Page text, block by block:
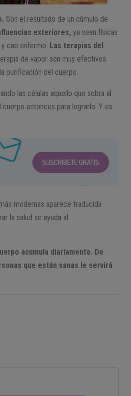
Son el resultado de un cúmulo de
exteriores, ya sean físicas
cae enfermo. Las terapias del
de vapor son muy efectivos.
purificación del cuerpo.
las células aquello que sobra al
entonces para lograrlo. Y es
SUSCRÍBETE GRATIS
modernas aparece traducida
la salud se ayuda al
acumula diariamente. De
que están sanas le servirá